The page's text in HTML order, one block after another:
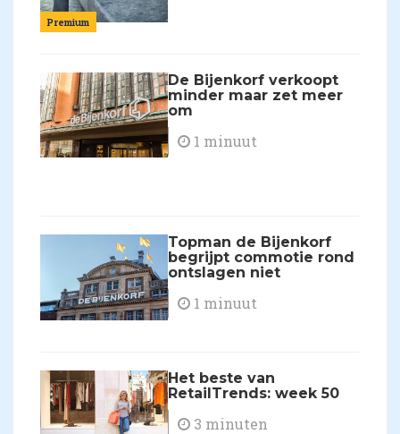
Premium
De Bijenkorf verkoopt
minder maar zet meer
om
1 minuut
Topman de Bijenkorf
begrijpt commotie rond
ontslagen niet
1 minuut
Het beste van
RetailTrends: week 50
3 minuten